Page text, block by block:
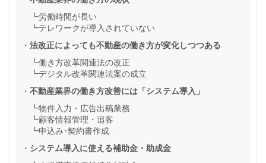
┗労働時間が長い
┗テレワークが導入されていない
・ 法改正によっても不動産の働き方が変化しつつある
┗働き方改革関連法の改正
┗デジタル改革関連法案の成立
・ 不動産業界の働き方改善には「システム導入」
┗物件入力・広告出稿業務
┗顧客情報管理・追客
┗申込み･契約書作成
・ システム導入に使える補助金・助成金